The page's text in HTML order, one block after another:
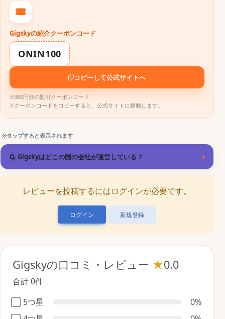
Gigskyの紹介クーポンコード
ONIN100
コピーして公式サイトへ
※360円分の割引クーポンコード
※クーポンコードをコピーすると、公式サイトに移動します。
Q. Gigskyはどこの国の会社が運営している？
レビューを投稿するにはログインが必要です。
ログイン 新規登録
Gigskyの口コミ・レビュー ★0.0
合計 0件
5つ星
0%